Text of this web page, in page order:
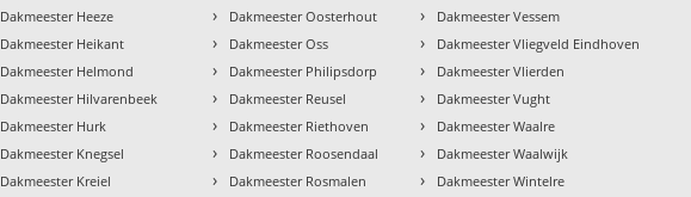
Dakmeester Heeze
Dakmeester Heikant
Dakmeester Helmond
Dakmeester Hilvarenbeek
Dakmeester Hurk
Dakmeester Knegsel
Dakmeester Kreiel
› Dakmeester Oosterhout
› Dakmeester Oss
› Dakmeester Philipsdorp
› Dakmeester Reusel
› Dakmeester Riethoven
› Dakmeester Roosendaal
› Dakmeester Rosmalen
› Dakmeester Vessem
› Dakmeester Vliegveld Eindhoven
› Dakmeester Vlierden
› Dakmeester Vught
› Dakmeester Waalre
› Dakmeester Waalwijk
› Dakmeester Wintelre